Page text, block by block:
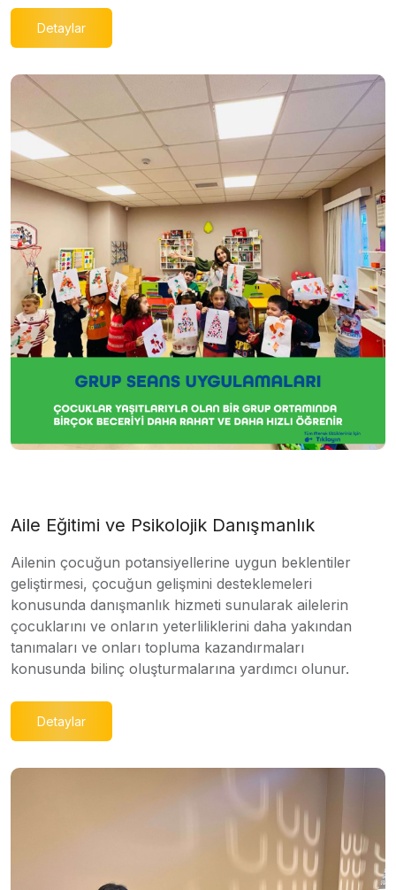
Detaylar
Aile Eğitimi ve Psikolojik Danışmanlık
Ailenin çocuğun potansiyellerine uygun beklentiler
geliştirmesi, çocuğun gelişmini desteklemeleri
konusunda danışmanlık hizmeti sunularak ailelerin
çocuklarını ve onların yeterliliklerini daha yakından
tanımaları ve onları topluma kazandırmaları
konusunda bilinç oluşturmalarına yardımcı olunur.
Detaylar